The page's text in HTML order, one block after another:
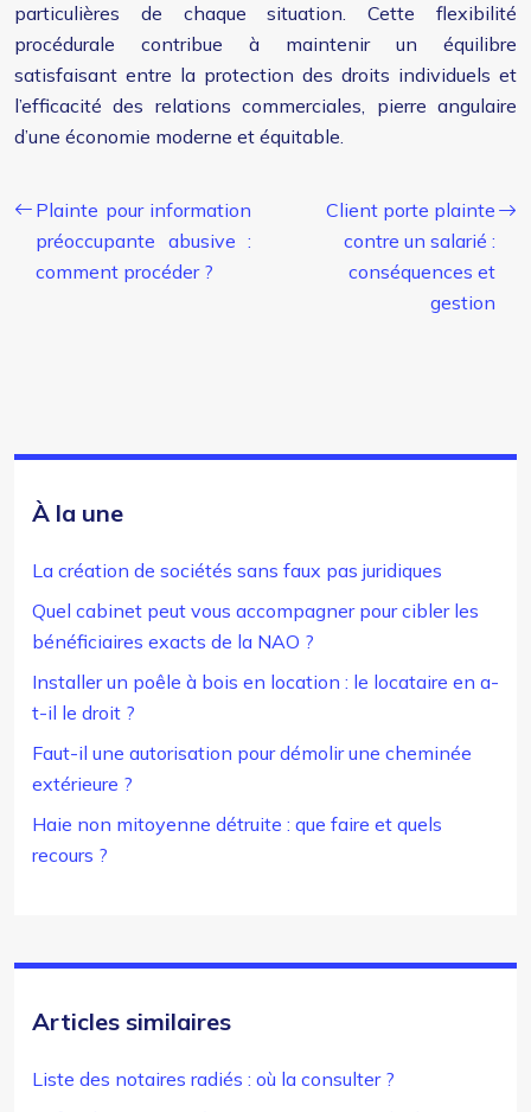
particulières de chaque situation. Cette flexibilité
procédurale contribue à maintenir un équilibre
satisfaisant entre la protection des droits individuels et
l’efficacité des relations commerciales, pierre angulaire
d’une économie moderne et équitable.
Plainte pour information
préoccupante abusive :
comment procéder ?
Client porte plainte
contre un salarié :
conséquences et
gestion
À la une
La création de sociétés sans faux pas juridiques
Quel cabinet peut vous accompagner pour cibler les
bénéficiaires exacts de la NAO ?
Installer un poêle à bois en location : le locataire en a-
t-il le droit ?
Faut-il une autorisation pour démolir une cheminée
extérieure ?
Haie non mitoyenne détruite : que faire et quels
recours ?
Articles similaires
Liste des notaires radiés : où la consulter ?